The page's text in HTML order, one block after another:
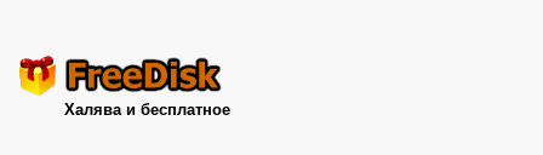
Халява и бесплатное